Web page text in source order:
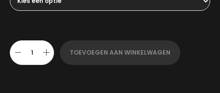
TOEVOEGEN AAN WINKELWAGEN